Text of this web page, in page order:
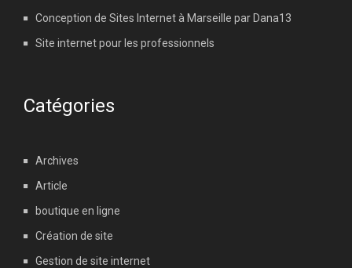
Conception de Sites Internet à Marseille par Dana13
Site internet pour les professionnels
Catégories
Archives
Article
boutique en ligne
Création de site
Gestion de site internet